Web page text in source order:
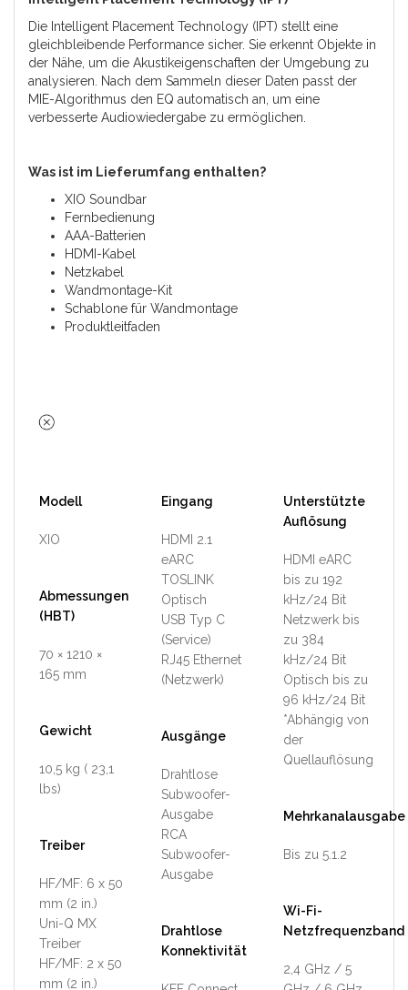
Die Intelligent Placement Technology (IPT) stellt eine
gleichbleibende Performance sicher. Sie erkennt Objekte in
der Nähe, um die Akustikeigenschaften der Umgebung zu
analysieren. Nach dem Sammeln dieser Daten passt der
MIE-Algorithmus den EQ automatisch an, um eine
verbesserte Audiowiedergabe zu ermöglichen.
Was ist im Lieferumfang enthalten?
XIO Soundbar
Fernbedienung
AAA-Batterien
HDMI-Kabel
Netzkabel
Wandmontage-Kit
Schablone für Wandmontage
Produktleitfaden
Modell
XIO
Abmessungen
(HBT)
70 × 1210 ×
165 mm
Gewicht
10,5 kg ( 23,1
lbs)
Treiber
HF/MF: 6 x 50
mm (2 in.)
Uni-Q MX
Treiber
HF/MF: 2 x 50
mm (2 in.)
Eingang
HDMI 2.1
eARC
TOSLINK
Optisch
USB Typ C
(Service)
RJ45 Ethernet
(Netzwerk)
Ausgänge
Drahtlose
Subwoofer-
Ausgabe
RCA
Subwoofer-
Ausgabe
Drahtlose
Konnektivität
Unterstützte
Auflösung
HDMI eARC
bis zu 192
kHz/24 Bit
Netzwerk bis
zu 384
kHz/24 Bit
Optisch bis zu
96 kHz/24 Bit
*Abhängig von
der
Quellauflösung
Mehrkanalausgabe
Bis zu 5.1.2
Wi-Fi-
Netzfrequenzband
2,4 GHz / 5